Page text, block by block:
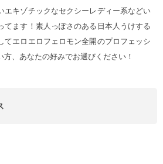
エキゾチックなセクシーレディー系などい
てます！素人っぽさのある日本人うけする
てエロエロフェロモン全開のプロフェッシ
方、あなたの好みでお選びください！